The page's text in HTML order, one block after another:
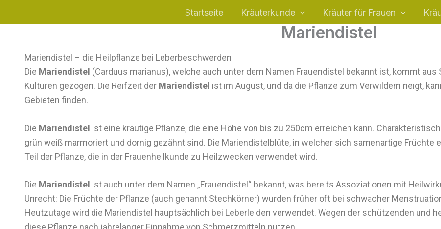
Startseite Kräuterkunde Kräuter für Frauen
Mariendistel
Mariendistel – die Heilpflanze bei Leberbeschwerden
Die Mariendistel (Carduus marianus), welche auch unter dem Namen Frauendistel bekannt ist, kommt aus
Kulturen gezogen. Die Reifzeit der Mariendistel ist im August, und da die Pflanze zum Verwildern neigt,
Gebieten finden.
Die Mariendistel ist eine krautige Pflanze, die eine Höhe von bis zu 250cm erreichen kann.
grün weiß marmoriert und dornig gezähnt sind. Die Mariendistelblüte, in welcher sich samenartige Früchte
Teil der Pflanze, die in der Frauenheilkunde zu Heilzwecken verwendet wird.
Die Mariendistel ist auch unter dem Namen „Frauendistel“ bekannt, was bereits Assoziationen mit
Unrecht: Die Früchte der Pflanze (auch genannt Stechkörner) wurden früher oft bei schwacher
Heutzutage wird die Mariendistel hauptsächlich bei Leberleiden verwendet. Wegen der schützenden und